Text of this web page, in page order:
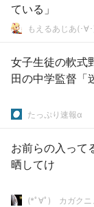
ている」
もえるあじあ(･∀
女子生徒の軟
田の中学監督「
たっぷり速報α
お前らの入って
晒してけ
(*ﾟ∀ﾟ)ゞカガクニ